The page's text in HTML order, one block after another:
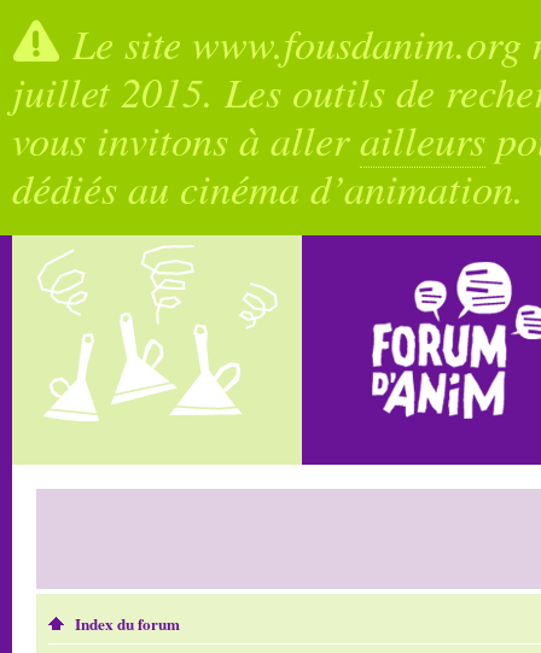
Le site
juillet 2015. Les outils de
vous invitons à allerailleurs
dédiés au cinéma d’animation.
Index du forum